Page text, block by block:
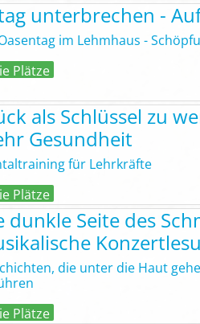
unterbrechen -
im Lehmhaus -
Plätze
als Schlüssel zu
Gesundheit
für Lehrkräfte
Plätze
dunkle Seite des
die unter die Haut
Plätze